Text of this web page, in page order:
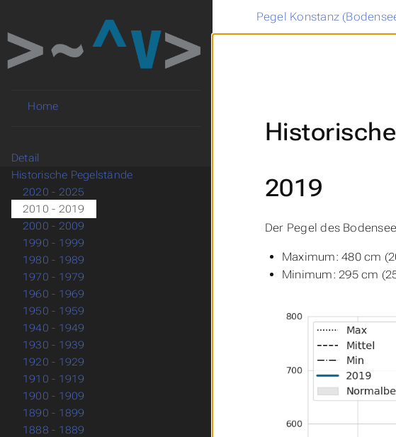
Pegel Konstanz
2019
Der Pegel des
Maximum: 480 cm
Minimum: 295 cm
Home
Detail
Historische Pegelstände
2020 - 2025
2010 - 2019
2000 - 2009
1990 - 1999
1980 - 1989
1970 - 1979
1960 - 1969
1950 - 1959
1940 - 1949
1930 - 1939
1920 - 1929
1910 - 1919
1900 - 1909
1890 - 1899
1888 - 1889